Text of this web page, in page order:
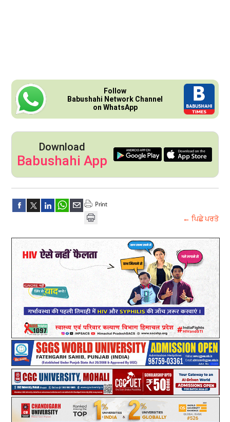
Follow
Babushahi Network Channel
on WhatsApp
Download
Babushahi App
← ਪਿਛੇ ਪਰਤੋ